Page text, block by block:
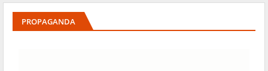
PROPAGANDA